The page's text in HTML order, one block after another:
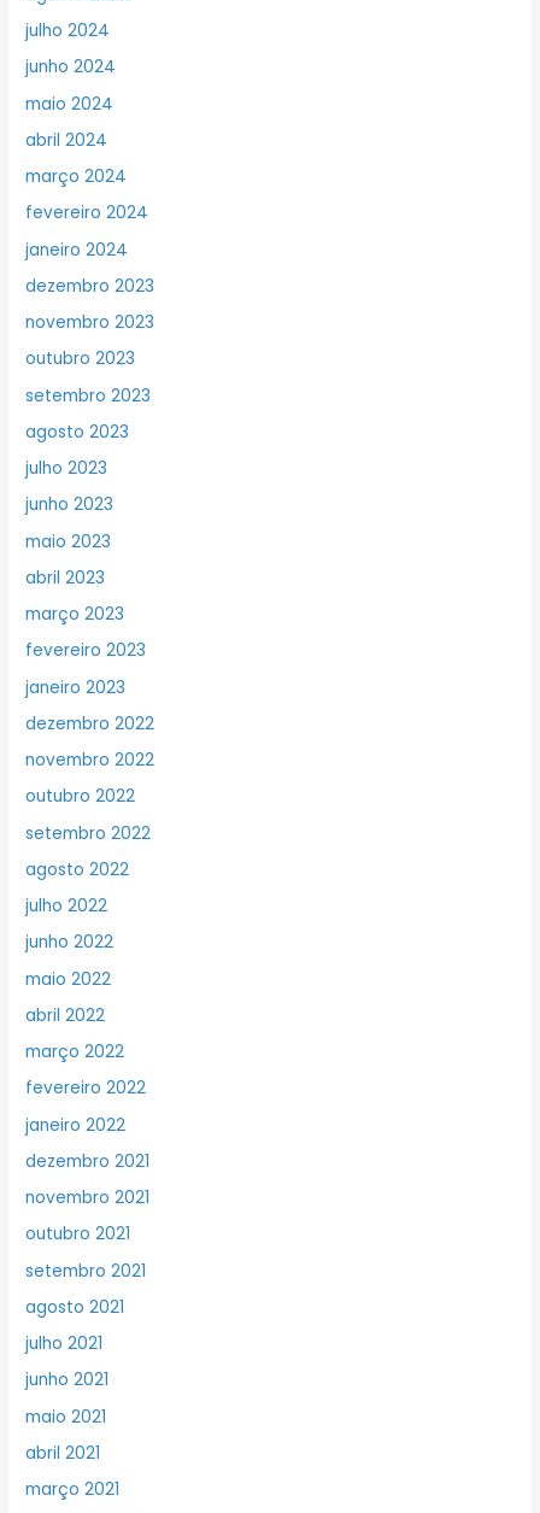
julho 2024
junho 2024
maio 2024
abril 2024
março 2024
fevereiro 2024
janeiro 2024
dezembro 2023
novembro 2023
outubro 2023
setembro 2023
agosto 2023
julho 2023
junho 2023
maio 2023
abril 2023
março 2023
fevereiro 2023
janeiro 2023
dezembro 2022
novembro 2022
outubro 2022
setembro 2022
agosto 2022
julho 2022
junho 2022
maio 2022
abril 2022
março 2022
fevereiro 2022
janeiro 2022
dezembro 2021
novembro 2021
outubro 2021
setembro 2021
agosto 2021
julho 2021
junho 2021
maio 2021
abril 2021
março 2021